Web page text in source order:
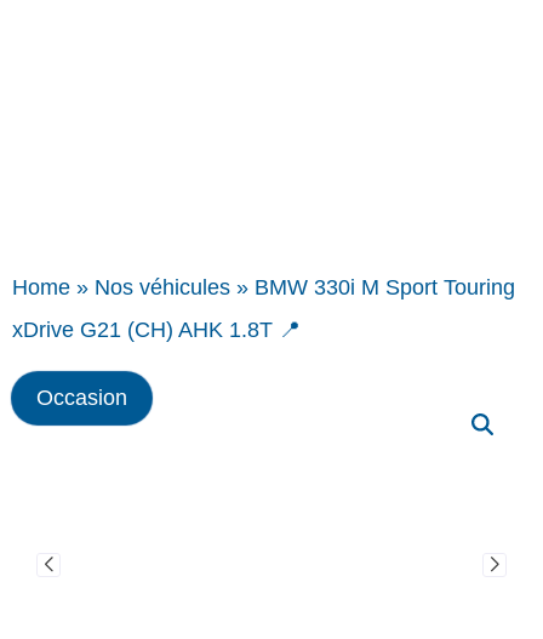
Home » Nos véhicules » BMW 330i M Sport Touring
xDrive G21 (CH) AHK 1.8T 📍
Occasion